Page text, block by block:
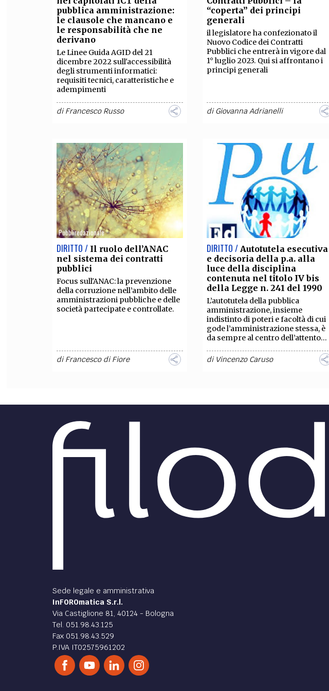
FILODIRITTO REDAZIONE
CODICI RUBRICHE LIBRI
pubblica amministrazione:
le clausole che mancano e
le responsabilità che ne
derivano
Le Linee Guida AGID del 21
dicembre 2022 sull'accessibilità
degli strumenti informatici:
requisiti tecnici, caratteristiche e
adempimenti
diFrancesco Russo
“coperta” dei principi
generali
il legislatore ha confezionato il
Nuovo Codice dei Contratti
Pubblici che entrerà in vigore dal
1° luglio 2023. Qui si affrontano i
principi generali
diGiovanna Adrianelli
Pubbliredazionale
DIRITTO / Il ruolo dell’ANAC
nel sistema dei contratti
pubblici
Focus sull'ANAC: la prevenzione
della corruzione nell’ambito delle
amministrazioni pubbliche e delle
società partecipate e controllate.
diFrancesco di Fiore
DIRITTO / Autotutela esecutiva
e decisoria della p.a. alla
luce della disciplina
contenuta nel titolo IV bis
della Legge n. 241 del 1990
L’autotutela della pubblica
amministrazione, insieme
indistinto di poteri e facoltà di cui
gode l’amministrazione stessa, è
da sempre al centro dell’attento...
di Vincenzo Caruso
Sede legale e amministrativa
InFOROmatica S.r.l.
Via Castiglione 81, 40124 - Bologna
Tel. 051.98.43.125
Fax 051.98.43.529
P.IVA IT02575961202